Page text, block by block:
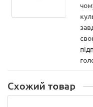
Схожий товар